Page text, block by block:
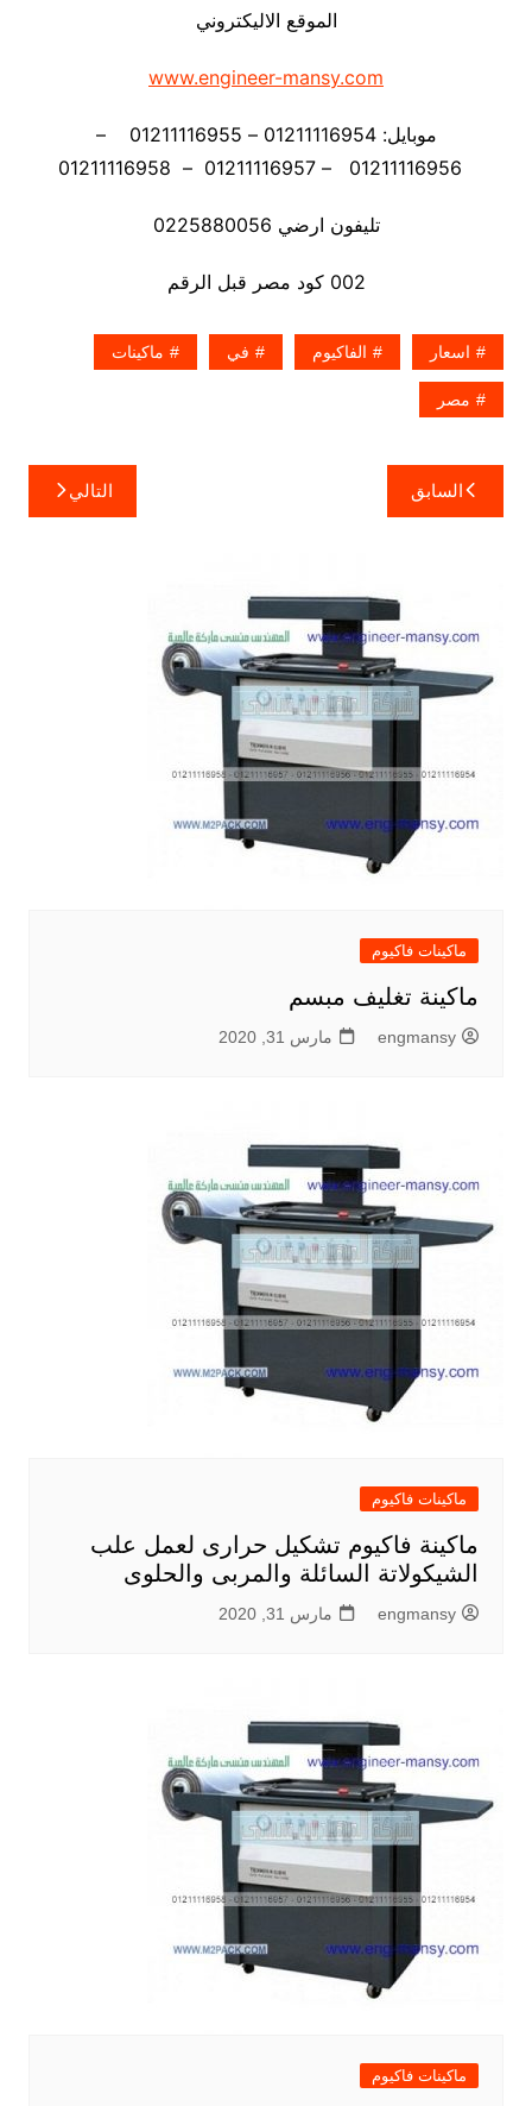
الموقع الاليكتروني
www.engineer-mansy.com
موبايل: 01211116954 – 01211116955 –
تليفون ارضي 0225880056
002 كود مصر قبل الرقم
اسعار الفاكيوم في ماكينات
مصر
تصفّح
المقالات
السابق التالي
ماكينات فاكيوم
ماكينة تغليف مبسم
engmansy مارس 31, 2020
ماكينات فاكيوم
ماكينة فاكيوم تشكيل حرارى لعمل علب
الشيكولاتة السائلة والمربى والحلوى
engmansy مارس 31, 2020
ماكينات فاكيوم